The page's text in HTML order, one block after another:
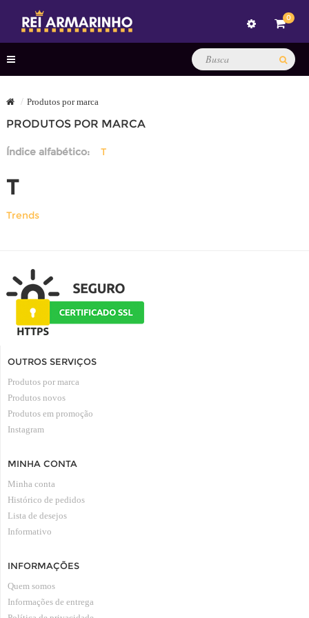
0
Produtos por marca
PRODUTOS POR MARCA
Índice alfabético: T
T
Trends
OUTROS SERVIÇOS
Produtos por marca
Produtos novos
Produtos em promoção
Instagram
MINHA CONTA
Minha conta
Histórico de pedidos
Lista de desejos
Informativo
INFORMAÇÕES
Quem somos
Informações de entrega